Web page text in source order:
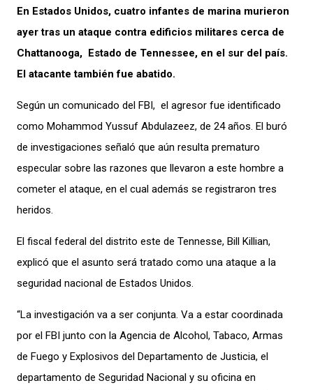
En Estados Unidos, cuatro infantes de marina murieron
ayer tras un ataque contra edificios militares cerca de
Chattanooga, Estado de Tennessee, en el sur del país.
El atacante también fue abatido.
Según un comunicado del FBI, el agresor fue identificado
como Mohammod Yussuf Abdulazeez, de 24 años. El buró
de investigaciones señaló que aún resulta prematuro
especular sobre las razones que llevaron a este hombre a
cometer el ataque, en el cual además se registraron tres
heridos.
El fiscal federal del distrito este de Tennesse, Bill Killian,
explicó que el asunto será tratado como una ataque a la
seguridad nacional de Estados Unidos.
“La investigación va a ser conjunta. Va a estar coordinada
por el FBI junto con la Agencia de Alcohol, Tabaco, Armas
de Fuego y Explosivos del Departamento de Justicia, el
departamento de Seguridad Nacional y su oficina en